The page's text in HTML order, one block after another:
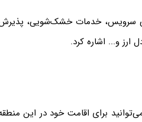
سرویس، خدمات خشک‌شویی،
برای اقامت خود در این